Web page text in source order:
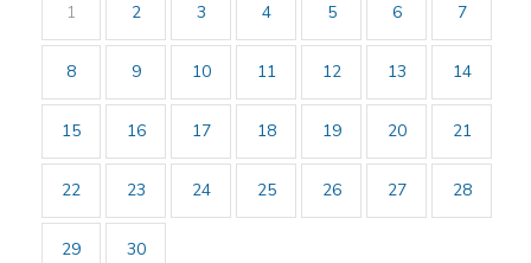
1
2 3 4 5 6 7
8 9 10 11 12 13 14
15 16 17 18 19 20 21
22 23 24 25 26 27 28
29 30